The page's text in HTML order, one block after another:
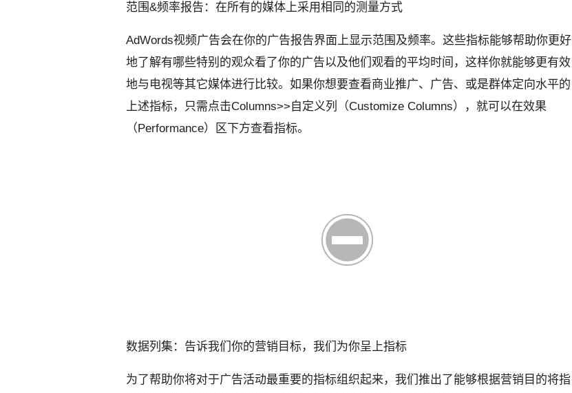
范围&频率报告：在所有的媒体上采用相同的测量方式
AdWords视频广告会在你的广告报告界面上显示范围及频率。这些指标能够帮助你更好
地了解有哪些特别的观众看了你的广告以及他们观看的平均时间，这样你就能够更有效
地与电视等其它媒体进行比较。如果你想要查看商业推广、广告、或是群体定向水平的
上述指标，只需点击Columns>>自定义列 （Customize Columns）
，就可以在效果
（Performance）
区下方查看指标。
数据列集：告诉我们你的营销目标，我们为你呈上指标
为了帮助你将对于广告活动最重要的指标组织起来，我们推出了能够根据营销目的将指